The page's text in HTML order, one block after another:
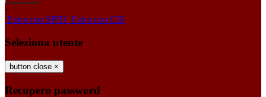
-
Entra con SPID Entra con CIE
Seleziona utente
button close ×
Recupero password